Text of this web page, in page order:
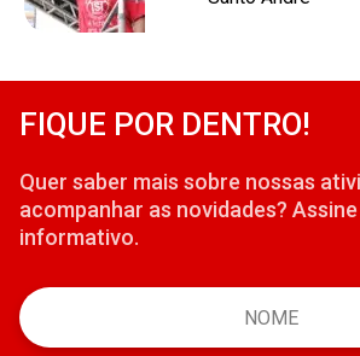
FIQUE POR DENTRO!
Quer saber mais sobre nossas
acompanhar as novidades?
informativo.